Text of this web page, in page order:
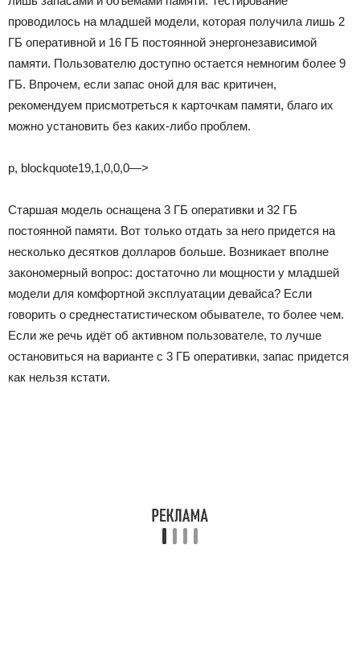
проводилось на младшей модели, которая получила лишь 2
ГБ оперативной и 16 ГБ постоянной энергонезависимой
памяти. Пользователю доступно остается немногим более 9
ГБ. Впрочем, если запас оной для вас критичен,
рекомендуем присмотреться к карточкам памяти, благо их
можно установить без каких-либо проблем.
p, blockquote19,1,0,0,0—>
Старшая модель оснащена 3 ГБ оперативки и 32 ГБ
постоянной памяти. Вот только отдать за него придется на
несколько десятков долларов больше. Возникает вполне
закономерный вопрос: достаточно ли мощности у младшей
модели для комфортной эксплуатации девайса? Если
говорить о среднестатистическом обывателе, то более чем.
Если же речь идёт об активном пользователе, то лучше
остановиться на варианте с 3 ГБ оперативки, запас придется
как нельзя кстати.